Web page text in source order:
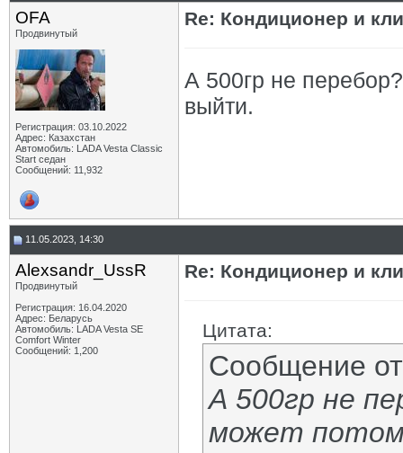
OFA
Продвинутый
Регистрация: 03.10.2022
Адрес: Казахстан
Автомобиль: LADA Vesta Classic
Start седан
Сообщений: 11,932
Re: Кондиционер и
А 500гр не
выйти.
11.05.2023, 14:30
Alexsandr_UssR
Продвинутый
Регистрация: 16.04.2020
Адрес: Беларусь
Автомобиль: LADA Vesta SE
Comfort Winter
Сообщений: 1,200
Re: Кондиционер и
Цитата:
Сообщение
А 500гр не
может